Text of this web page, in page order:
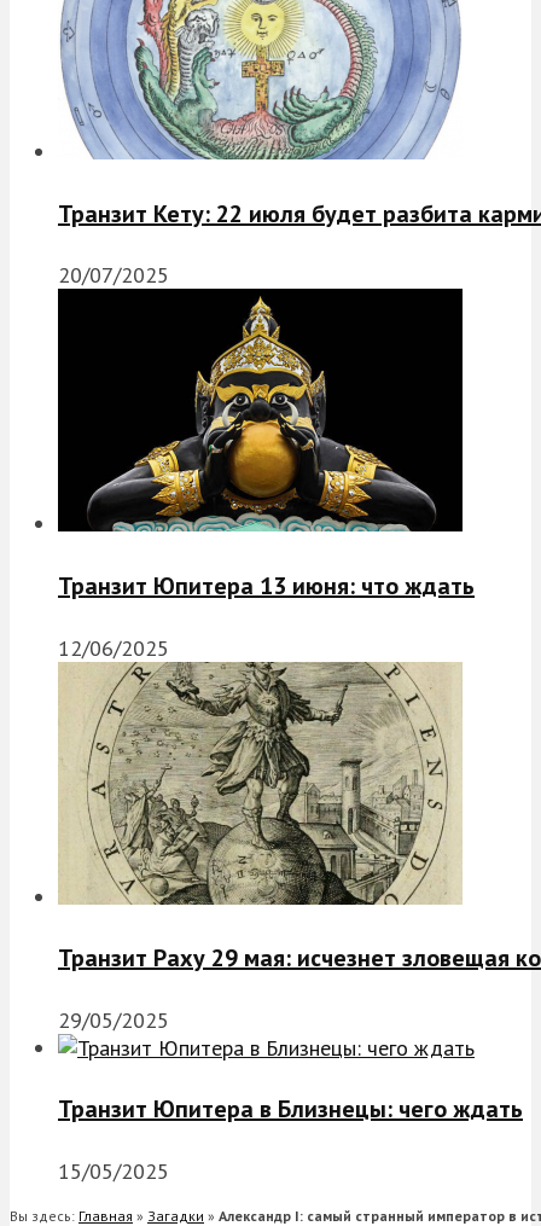
Транзит Кету: 22 июля будет разбита
20/07/2025
Транзит Юпитера 13 июня: что ждать
12/06/2025
Транзит Раху 29 мая: исчезнет зловещая
29/05/2025
Транзит Юпитера в Близнецы: чего ждать
15/05/2025
Вы здесь: Главная » Загадки » Александр I: самый странный император в